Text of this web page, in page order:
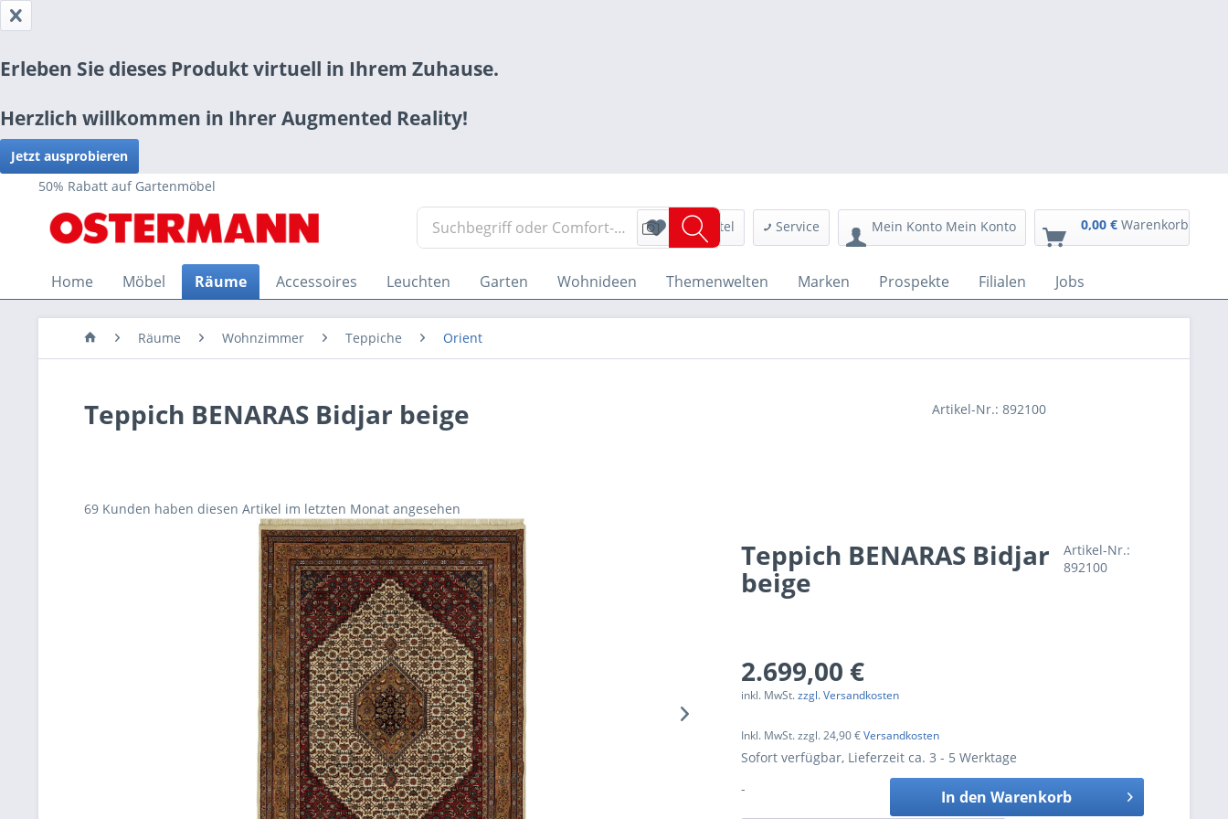
Erleben Sie dieses Produkt virtuell in Ihrem Zuhause.
Herzlich willkommen in Ihrer Augmented Reality!
Jetzt ausprobieren
50% Rabatt auf Gartenmöbel
Merkzettel Service Mein Konto Mein Konto 0,00 € Warenkorb
Home Möbel Räume Accessoires Leuchten Garten Wohnideen Themenwelten Marken Prospekte Filialen Jobs
Räume Wohnzimmer Teppiche Orient
Teppich BENARAS Bidjar beige Artikel-Nr.: 892100
69 Kunden haben diesen Artikel im letzten Monat angesehen
Teppich BENARAS Bidjar
beige
Artikel-Nr.:
892100
2.699,00 €
inkl. MwSt.zzgl. Versandkosten
Inkl. MwSt. zzgl. 24,90 €Versandkosten
Sofort verfügbar, Lieferzeit ca. 3 - 5 Werktage
-
In den Warenkorb